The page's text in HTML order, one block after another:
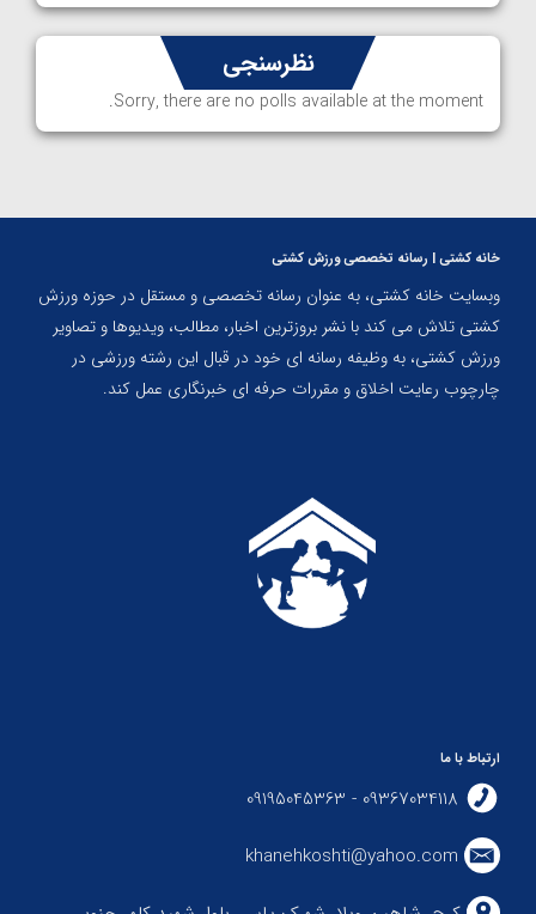
نظرسنجی
Sorry, there are no polls available at the moment.
خانه کشتی | رسانه تخصصی ورزش کشتی
وبسایت خانه کشتی، به عنوان رسانه تخصصی و مستقل در حوزه ورزش
کشتی تلاش می کند با نشر بروزترین اخبار، مطالب، ویدیوها و تصاویر
ورزش کشتی، به وظیفه رسانه ای خود در قبال این رشته ورزشی در
چارچوب رعایت اخلاق و مقررات حرفه ای خبرنگاری عمل کند.
ارتباط با ما
09367034118 - 09195045363
khanehkoshti@yahoo.com